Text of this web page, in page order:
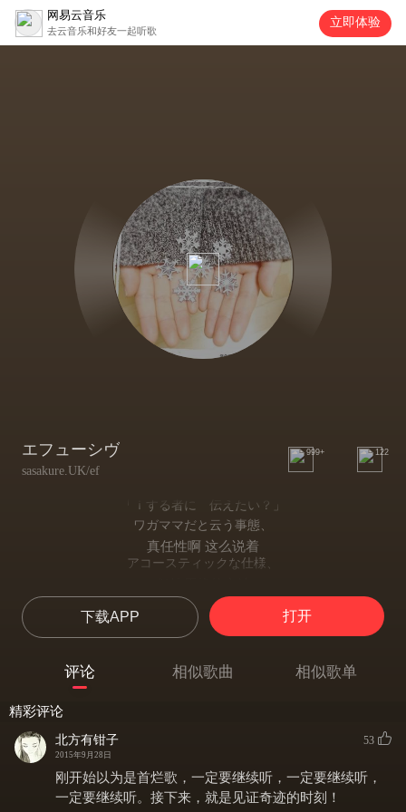
网易云音乐
去云音乐和好友一起听歌
立即体验
エフューシヴ
sasakure.UK/ef
999+ 122
「ｉする者に 伝えたい？」
ワガママだと云う事態、
真任性啊 这么说着
アコースティックな仕様、
仕方なくもないのかい
也不是没有办法吧
「ｉする者を厭わない」
不是可以言说的程度
ウソツキに為る身体を
成为谎言的身体
下载APP 打开
评论 相似歌曲 相似歌单
精彩评论
北方有钳子
2015年9月28日
53
刚开始以为是首烂歌，一定要继续听，一定要继续听，
一定要继续听。接下来，就是见证奇迹的时刻！